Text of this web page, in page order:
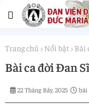
Trang chủ Nổi bật Bài
Bài ca đời Đan Sĩ
22 Tháng Bảy, 2025 bài